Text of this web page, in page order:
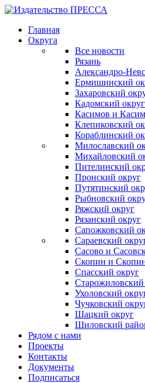
Главная
Округа
Все новости
Рязань
Александро-
Ермишинский
Захаровский
Кадомский округ
Касимов и
Клепиковский
Кораблинский
Милославский
Михайловский
Пителинский
Пронский округ
Путятинский
Рыбновский
Ряжский округ
Рязанский округ
Сапожковский
Сараевский
Сасово и
Скопин и
Спасский округ
Старожиловский
Ухоловский
Чучковский
Шацкий округ
Шиловский
Рядом с нами
Проекты
Контакты
Документы
Подписаться